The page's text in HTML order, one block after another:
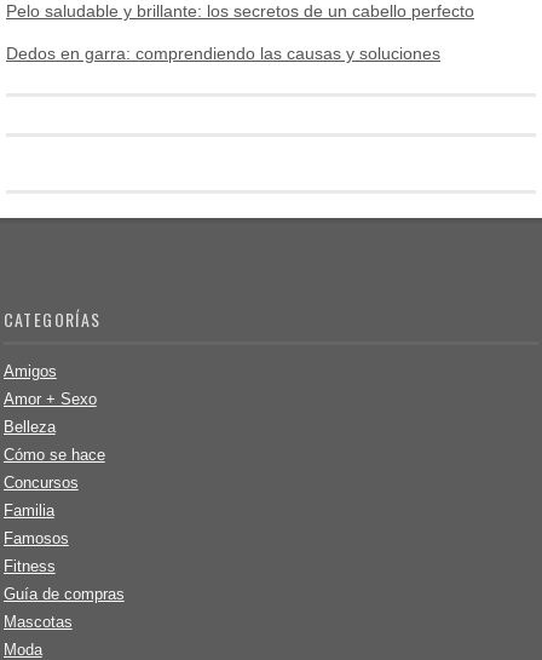
Pelo saludable y brillante: los secretos de un cabello perfecto
Dedos en garra: comprendiendo las causas y soluciones
CATEGORÍAS
Amigos
Amor + Sexo
Belleza
Cómo se hace
Concursos
Familia
Famosos
Fitness
Guía de compras
Mascotas
Moda